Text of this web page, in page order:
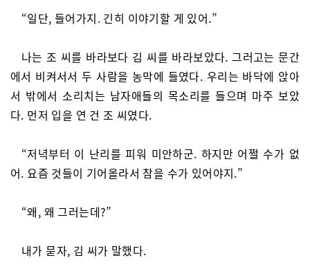
“일단, 들어가지. 긴히 이야기할 게 있어.”
나는 조 씨를 바라보다 김 씨를 바라보았다. 그러고는 문간
에서 비켜서서 두 사람을 농막에 들였다. 우리는 바닥에 앉아
서 밖에서 소리치는 남자애들의 목소리를 들으며 마주 보았
다. 먼저 입을 연 건 조 씨였다.
“저녁부터 이 난리를 피워 미안하군. 하지만 어쩔 수가 없
어. 요즘 것들이 기어올라서 참을 수가 있어야지.”
“왜, 왜 그러는데?”
내가 묻자, 김 씨가 말했다.